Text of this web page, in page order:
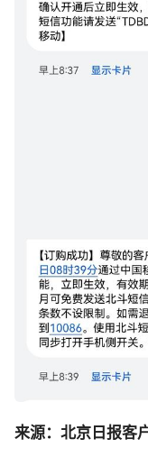
来源：北京日报客